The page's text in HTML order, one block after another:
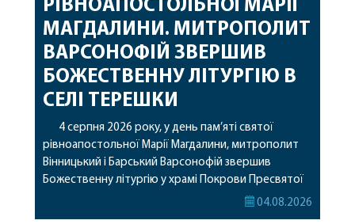
РІВНОАПОСТОЛЬНОЇ МАРІЇ
МАГДАЛИНИ. МИТРОПОЛИТ
ВАРСОНОФІЙ ЗВЕРШИВ
БОЖЕСТВЕННУ ЛІТУРГІЮ В
СЕЛІ ТЕРЕШКИ
4 серпня 2026 року, у день пам’яті святої
рівноапостольної Марії Магдалини, митрополит
Вінницький і Барський Варсонофій звершив
Божественну літургію у храмі Покрови Пресвятої
Богородиці села Терешки Барського благочиння.
04.08.2026